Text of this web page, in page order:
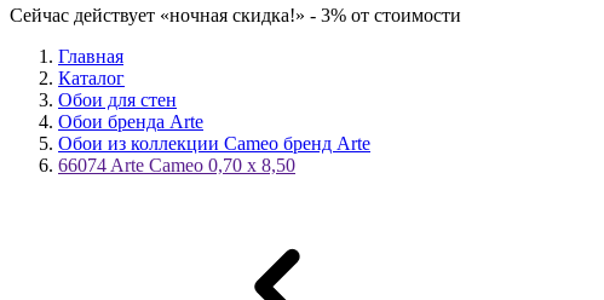
Сейчас действует «ночная скидка!» - 3% от стоимости
Главная
Каталог
Обои для стен
Обои бренда Arte
Обои из коллекции Cameo бренд Arte
66074 Arte Cameo 0,70 х 8,50